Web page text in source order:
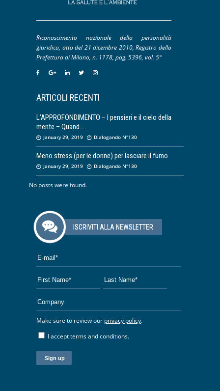
Riconoscimento nazionale della personalità
giuridica, atto del 21 dicembre 2010, Registro della
Prefettura di Milano, n. 1178, pag. 5396, vol. 5°
ARTICOLI RECENTI
L’APPROFONDIMENTO – I pensieri e il cielo della
mente – Quand
January 29, 2019 Dialogando N°130
Meno stress (per le donne) per lasciare il fumo
January 29, 2019 Dialogando N°130
No posts were found.
ISCRIVITI ALLA NEWSLETTER
Make sure to review our privacy policy.
I accept terms and conditions.